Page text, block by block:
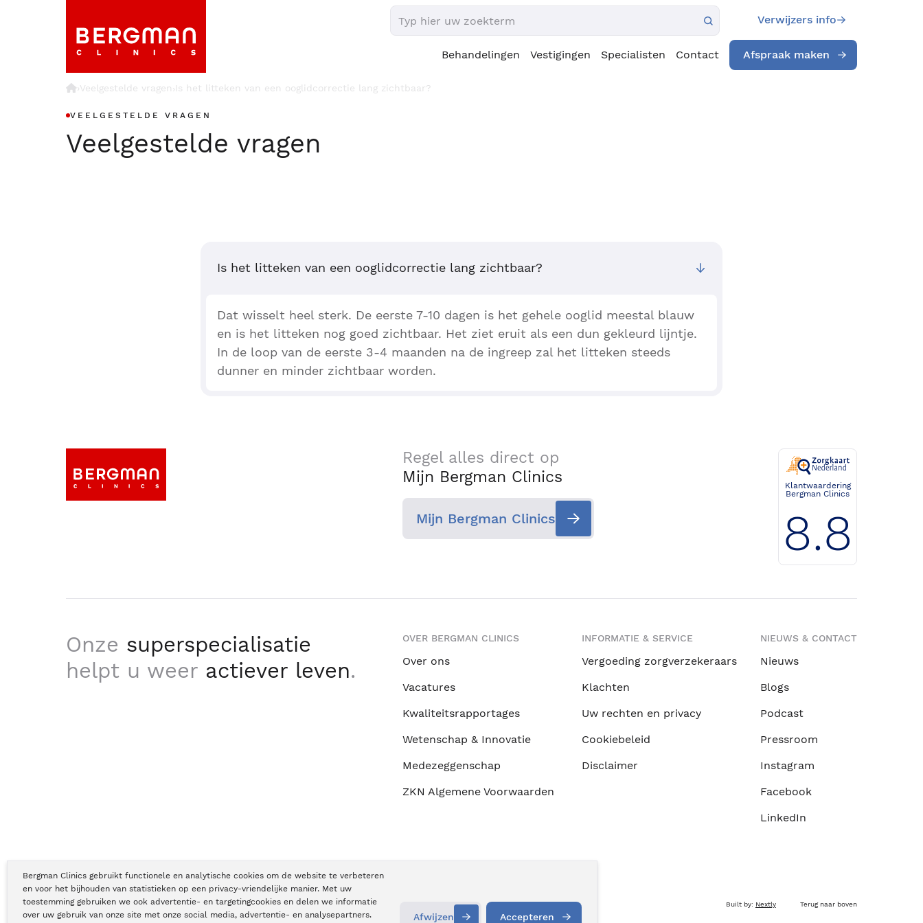
Bergman Clinics gebruikt functionele en analytische cookies om de website te verbeteren
en voor het bijhouden van statistieken op een privacy-vriendelijke manier. Met uw
toestemming gebruiken we ook advertentie- en targetingcookies en delen we informatie
over uw gebruik van onze site met onze social media, advertentie- en analysepartners.
Afwijzen Accepteren
Verwijzers info
Behandelingen Vestigingen Specialisten Contact Afspraak maken
›Veelgestelde vragen› Is het litteken van een ooglidcorrectie lang zichtbaar?
VEELGESTELDE VRAGEN
Veelgestelde vragen
Is het litteken van een ooglidcorrectie lang zichtbaar?
Dat wisselt heel sterk. De eerste 7-10 dagen is het gehele ooglid meestal blauw
en is het litteken nog goed zichtbaar. Het ziet eruit als een dun gekleurd lijntje.
In de loop van de eerste 3-4 maanden na de ingreep zal het litteken steeds
dunner en minder zichtbaar worden.
Regel alles direct op
Mijn Bergman Clinics
Mijn Bergman Clinics
Klantwaardering
Bergman Clinics
8.8
Onze superspecialisatie
helpt u weer actiever leven.
OVER BERGMAN CLINICS
Over ons
Vacatures
Kwaliteitsrapportages
Wetenschap & Innovatie
Medezeggenschap
ZKN Algemene Voorwaarden
INFORMATIE & SERVICE
Vergoeding zorgverzekeraars
Klachten
Uw rechten en privacy
Cookiebeleid
Disclaimer
NIEUWS & CONTACT
Nieuws
Blogs
Podcast
Pressroom
Instagram
Facebook
LinkedIn
Copyright © Bergman Clinics 2026 | KVK nummer: 30196373 Built by: Nextly Terug naar boven